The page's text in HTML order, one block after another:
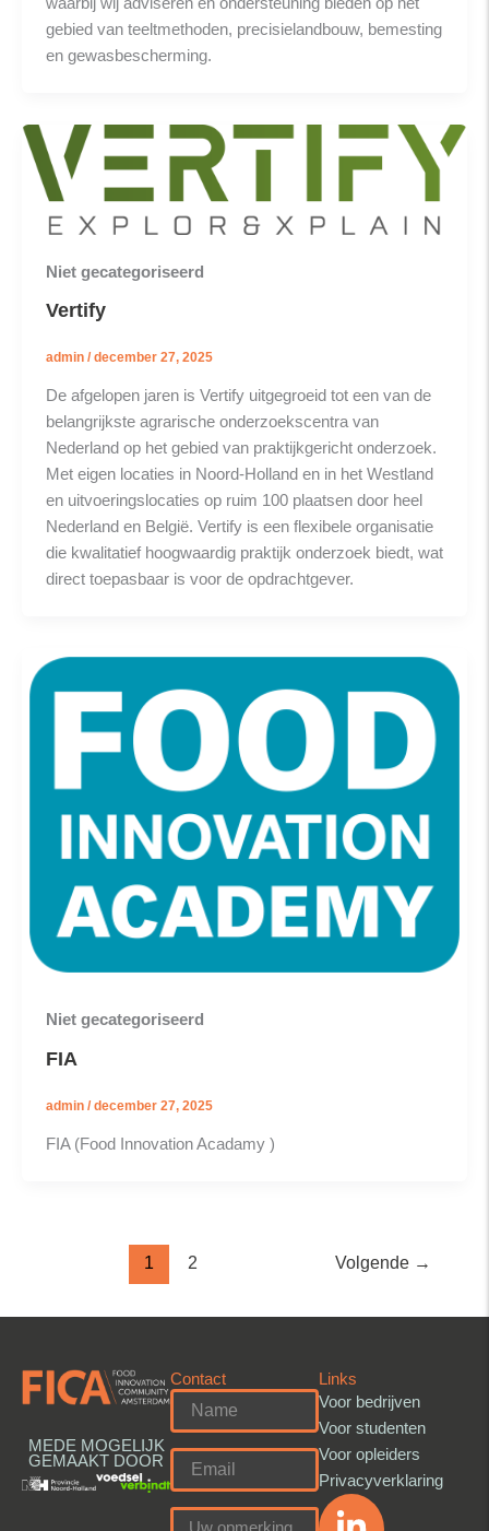
gebied van teeltmethoden, precisielandbouw, bemesting
en gewasbescherming.
Niet gecategoriseerd
Vertify
admin /december 27, 2025
De afgelopen jaren is Vertify uitgegroeid tot een van de
belangrijkste agrarische onderzoekscentra van
Nederland op het gebied van praktijkgericht onderzoek.
Met eigen locaties in Noord-Holland en in het Westland
en uitvoeringslocaties op ruim 100 plaatsen door heel
Nederland en België. Vertify is een flexibele organisatie
die kwalitatief hoogwaardig praktijk onderzoek biedt, wat
direct toepasbaar is voor de opdrachtgever.
Niet gecategoriseerd
FIA
admin /december 27, 2025
FIA (Food Innovation Acadamy )
1 2 Volgende →
MEDE MOGELIJK
GEMAAKT DOOR
Contact
Links
Voor bedrijven
Voor studenten
Voor opleiders
Privacyverklaring